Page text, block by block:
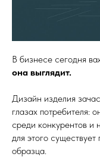
В бизнесе сегодня
она выглядит.
Дизайн изделия
глазах потребителя:
среди конкурентов
для этого
образца.